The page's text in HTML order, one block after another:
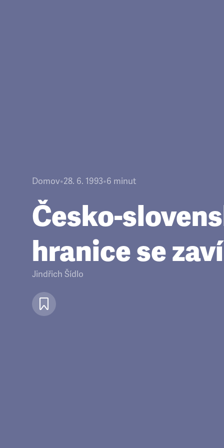
Domov•28. 6. 1993•6 minut
Česko-
hranice se
Jindřich Šídlo